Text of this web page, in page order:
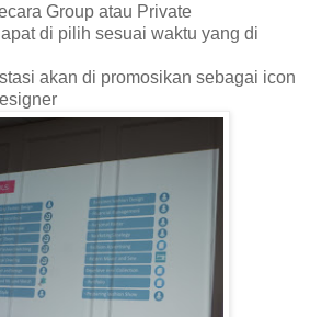
Group atau Private
di pilih sesuai waktu yang di
akan di promosikan sebagai icon